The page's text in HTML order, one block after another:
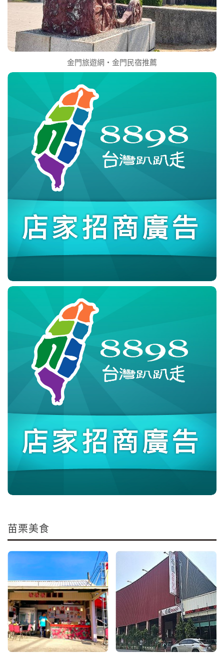
金門旅遊網‧金門民宿推薦
苗栗美食